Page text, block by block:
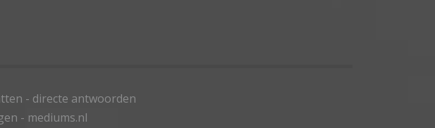
- directe antwoorden
- mediums.nl